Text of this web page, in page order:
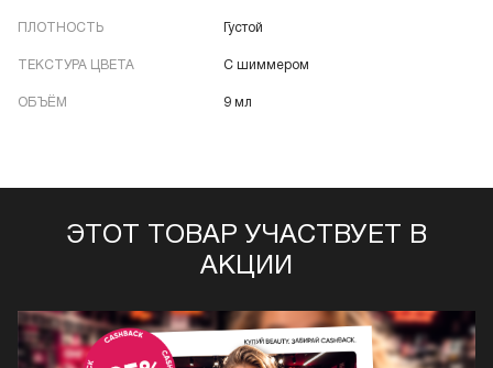
ПЛОТНОСТЬ Густой
ТЕКСТУРА ЦВЕТА С шиммером
ОБЪЁМ 9 мл
ЭТОТ ТОВАР УЧАСТВУЕТ В
АКЦИИ